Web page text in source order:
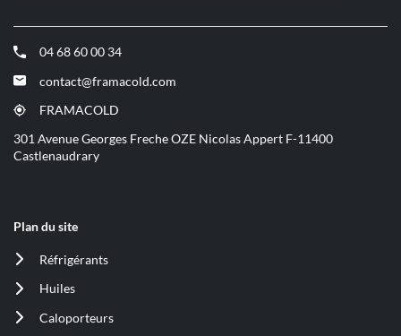
04 68 60 00 34
(ouvre
dans
nouvelle
contact@framacold.com
(ouvre
dans
nouvelle
fenêtre)
FRAMACOLD
(ouvre
dans
une
301 Avenue Georges Freche OZE Nicolas Appert F-11400
Castlenaudrary
Plan du site
Réfrigérants
(ouvre
dans
nouvelle
Huiles
(ouvre
dans Caloporteurs
(ouvre